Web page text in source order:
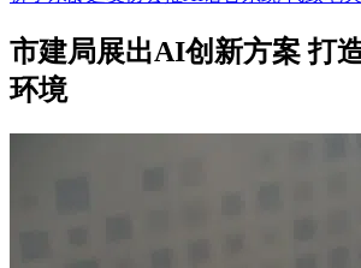
市建局展出AI创新方案 打
环境